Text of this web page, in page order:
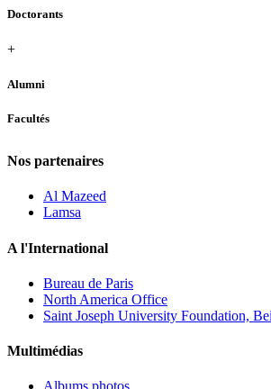
Doctorants
+
Alumni
Facultés
Nos partenaires
Al Mazeed
Lamsa
A l'International
Bureau de Paris
North America Office
Saint Joseph University Foundation,
Multimédias